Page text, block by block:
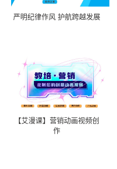
严明纪律作风 护航跨越发展
【艾漫课】营销动画视频创
作